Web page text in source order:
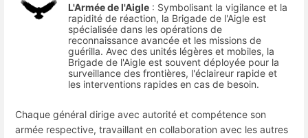
L'Armée de l'Aigle : Symbolisant la vigilance et la
rapidité de réaction, la Brigade de l'Aigle est
spécialisée dans les opérations de
reconnaissance avancée et les missions de
guérilla. Avec des unités légères et mobiles, la
Brigade de l'Aigle est souvent déployée pour la
surveillance des frontières, l'éclaireur rapide et
les interventions rapides en cas de besoin.
Chaque général dirige avec autorité et compétence son
armée respective, travaillant en collaboration avec les autres